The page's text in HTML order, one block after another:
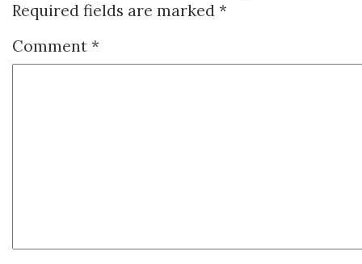
Required fields are marked *
Comment *